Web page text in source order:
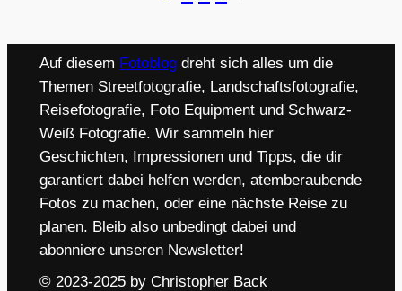
Auf diesem Fotoblogdreht sich alles um die
Themen Streetfotografie, Landschaftsfotografie,
Reisefotografie, Foto Equipment und Schwarz-
Weiß Fotografie. Wir sammeln hier
Geschichten, Impressionen und Tipps, die dir
garantiert dabei helfen werden, atemberaubende
Fotos zu machen, oder eine nächste Reise zu
planen. Bleib also unbedingt dabei und
abonniere unseren Newsletter!
© 2023-2025 by Christopher Back